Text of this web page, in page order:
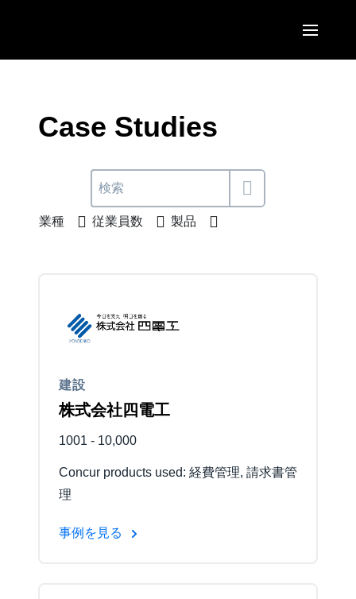
United States (English)
Canada (Français)
México (Español)
EUROPE
France (Français)
Deutschland (Deutsch)
Sweden (English)
Belgium (English)
ASIA PACIFIC
Australia (English)
Case Studies
業種 従業員数 製品
建設
株式会社四電工
1001 - 10,000
Concur products used: 経費管理, 請求書管
理
事例を見る